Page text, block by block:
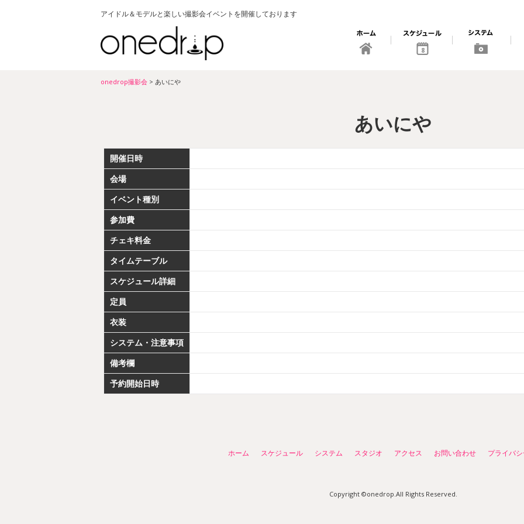
アイドル＆モデルと楽しい撮影会イベントを開催しております
8
onedrop撮影会 > あいにや
あいにや
開催日時
会場
イベント種別
参加費
チェキ料金
タイムテーブル
スケジュール詳細
定員
衣装
システム・注意事項
備考欄
予約開始日時
ホーム スケジュール システム スタジオ アクセス お問い合わせ プライバ
Copyright ©onedrop.All Rights Reserved.